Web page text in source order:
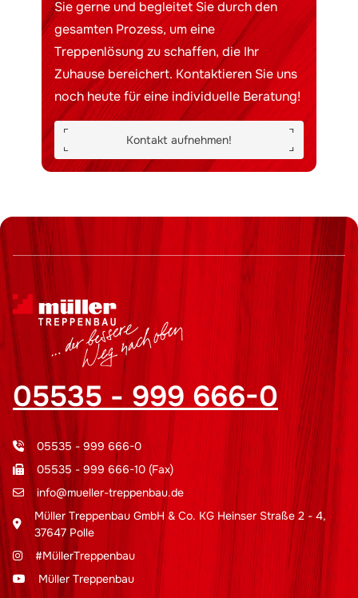
Sie gerne und begleitet Sie durch den
gesamten Prozess, um eine
Treppenlösung zu schaffen, die Ihr
Zuhause bereichert. Kontaktieren Sie uns
noch heute für eine individuelle Beratung!
Kontakt aufnehmen!
05535 - 999 666-0
05535 - 999 666-0
05535 - 999 666-10 (Fax)
info@mueller-treppenbau.de
Müller Treppenbau GmbH & Co. KG Heinser Straße 2 - 4,
37647 Polle
#MüllerTreppenbau
Müller Treppenbau